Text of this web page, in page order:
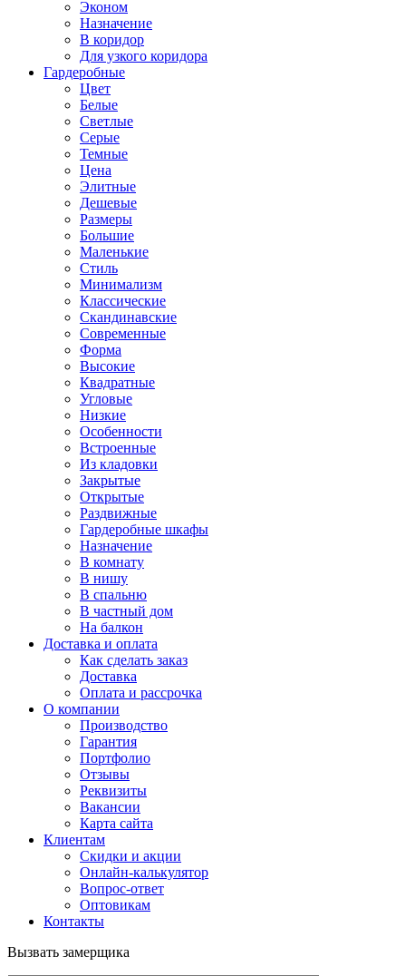
Эконом
Назначение
В коридор
Для узкого коридора
Гардеробные
Цвет
Белые
Светлые
Серые
Темные
Цена
Элитные
Дешевые
Размеры
Большие
Маленькие
Стиль
Минимализм
Классические
Скандинавские
Современные
Форма
Высокие
Квадратные
Угловые
Низкие
Особенности
Встроенные
Из кладовки
Закрытые
Открытые
Раздвижные
Гардеробные шкафы
Назначение
В комнату
В нишу
В спальню
В частный дом
На балкон
Доставка и оплата
Как сделать заказ
Доставка
Оплата и рассрочка
О компании
Производство
Гарантия
Портфолио
Отзывы
Реквизиты
Вакансии
Карта сайта
Клиентам
Скидки и акции
Онлайн-калькулятор
Вопрос-ответ
Оптовикам
Контакты
Вызвать замерщика